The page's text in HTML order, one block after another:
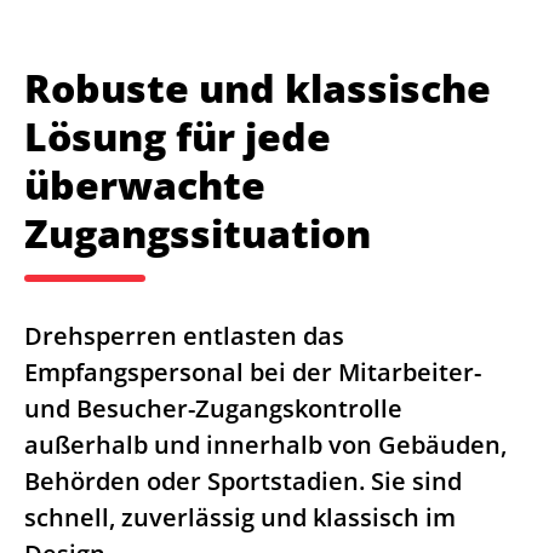
Robuste und klassische
Lösung für jede
überwachte
Zugangssituation
Drehsperren entlasten das
Empfangspersonal bei der Mitarbeiter-
und Besucher-Zugangskontrolle
außerhalb und innerhalb von Gebäuden,
Behörden oder Sportstadien. Sie sind
schnell, zuverlässig und klassisch im